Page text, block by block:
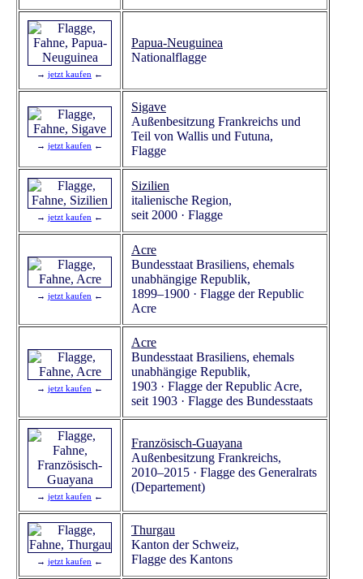
→ jetzt kaufen ←
Papua-Neuguinea
Nationalflagge
→ jetzt kaufen ←
Sigave
Außenbesitzung Frankreichs und
Teil von Wallis und Futuna,
Flagge
→ jetzt kaufen ←
Sizilien
italienische Region,
seit 2000 · Flagge
→ jetzt kaufen ←
Acre
Bundesstaat Brasiliens, ehemals
unabhängige Republik,
1899–1900 · Flagge der Republic
Acre
→ jetzt kaufen ←
Acre
Bundesstaat Brasiliens, ehemals
unabhängige Republik,
1903 · Flagge der Republic Acre,
seit 1903 · Flagge des Bundesstaats
→ jetzt kaufen ←
Französisch-Guayana
Außenbesitzung Frankreichs,
2010–2015 · Flagge des Generalrats
(Departement)
→ jetzt kaufen ←
Thurgau
Kanton der Schweiz,
Flagge des Kantons